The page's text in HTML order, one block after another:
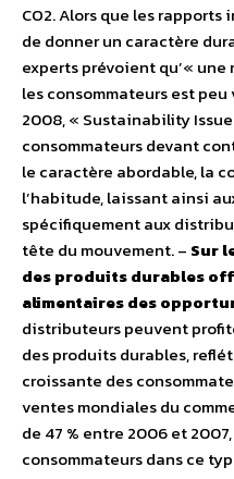
CO2. Alors que les
de donner un caractère
experts prévoient qu’«
les consommateurs est
2008, « Sustainability
consommateurs devant
le caractère abordable, la
l’habitude, laissant ainsi
spécifiquement aux
tête du mouvement. – Sur
des produits durables
alimentaires des
distributeurs peuvent
des produits durables,
croissante des
ventes mondiales du
de 47 % entre 2006 et
consommateurs dans ce